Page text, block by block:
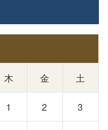
木 金 土
1 2 3